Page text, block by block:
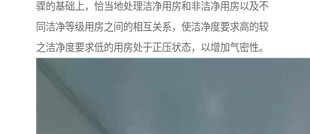
骤的基础上，恰当地处理洁净用房和非洁净用房以及不
同洁净等级用房之间的相互关系，使洁净度要求高的较
之洁净度要求低的用房处于正压状态，以增加气密性。